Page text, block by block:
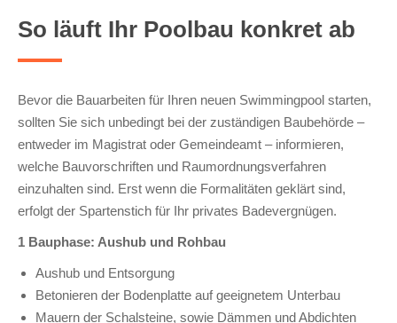
So läuft Ihr Poolbau konkret ab
Bevor die Bauarbeiten für Ihren neuen Swimmingpool starten,
sollten Sie sich unbedingt bei der zuständigen Baubehörde –
entweder im Magistrat oder Gemeindeamt – informieren,
welche Bauvorschriften und Raumordnungsverfahren
einzuhalten sind. Erst wenn die Formalitäten geklärt sind,
erfolgt der Spartenstich für Ihr privates Badevergnügen.
1 Bauphase: Aushub und Rohbau
Aushub und Entsorgung
Betonieren der Bodenplatte auf geeignetem Unterbau
Mauern der Schalsteine, sowie Dämmen und Abdichten